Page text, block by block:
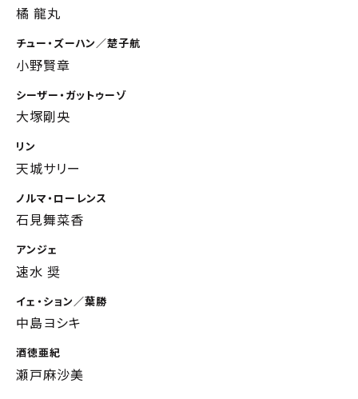
橘 龍丸
チュー・ズーハン／楚子航
小野賢章
シーザー・ガットゥーゾ
大塚剛央
リン
天城サリー
ノルマ・ローレンス
石見舞菜香
アンジェ
速水 奨
イェ・ション／葉勝
中島ヨシキ
酒徳亜紀
瀬戸麻沙美